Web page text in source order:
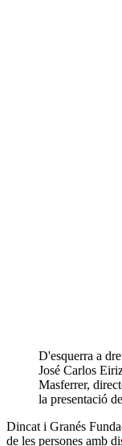
D'esquerra a
José Carlos
Masferrer,
la presentació
Dincat i Granés
de les persones amb